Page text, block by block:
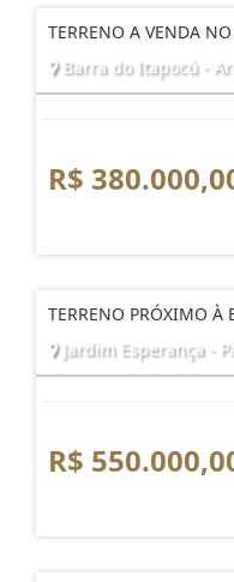
TERRENO A VENDA
Barra do Itapocú -
R$
TERRENO PRÓXIMO À
Jardim Esperança -
R$